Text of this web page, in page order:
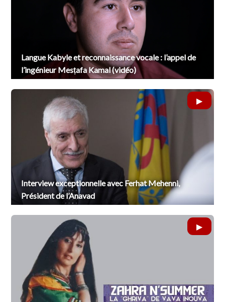
Langue Kabyle et reconnaissance vocale : l’appel de
l’ingénieur Mesṭafa Kamal (vidéo)
Interview exceptionnelle avec Ferhat Mehenni,
Président de l’Anavad